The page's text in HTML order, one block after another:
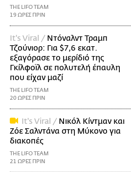
THE LIFO TEAM
19 ΩΡΕΣ ΠΡΙΝ
It's Viral / Ντόναλντ Τραμπ
Τζούνιορ: Για $7,6 εκατ.
εξαγόρασε το μερίδιό της
Γκίλφοϊλ σε πολυτελή έπαυλη
που είχαν μαζί
THE LIFO TEAM
20 ΩΡΕΣ ΠΡΙΝ
It's Viral / Νικόλ Κίντμαν και
Ζόε Σαλντάνα στη Μύκονο για
διακοπές
THE LIFO TEAM
21 ΩΡΕΣ ΠΡΙΝ